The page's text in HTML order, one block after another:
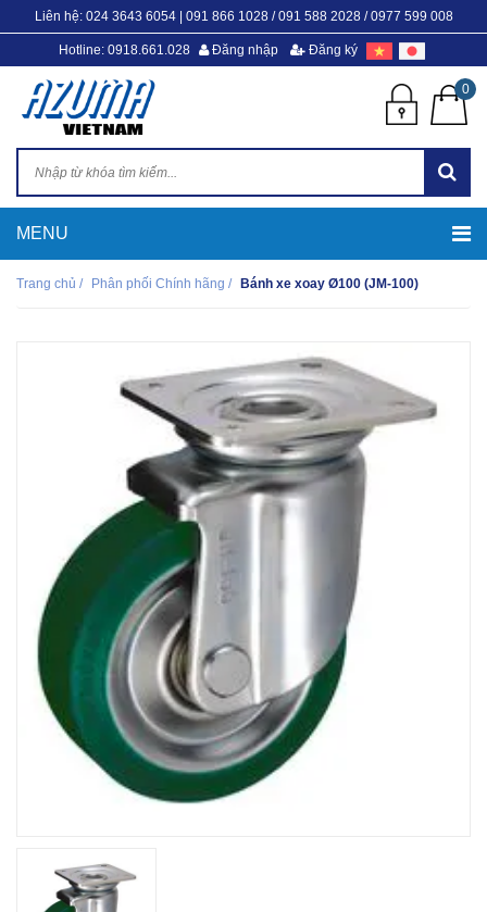
Liên hệ: 024 3643 6054| 091 866 1028 / 091 588 2028 / 0977 599 008
Hotline: 0918.661.028 Đăng nhập Đăng ký
0
Trang chủ / Phân phối Chính hãng / Bánh xe xoay Ø100 (JM-100)